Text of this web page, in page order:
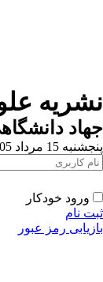
نشریه
جهاد
پنجشنبه 15 مرداد 1405
ورود خودکار
ثبت نام
بازیابی رمز عبور